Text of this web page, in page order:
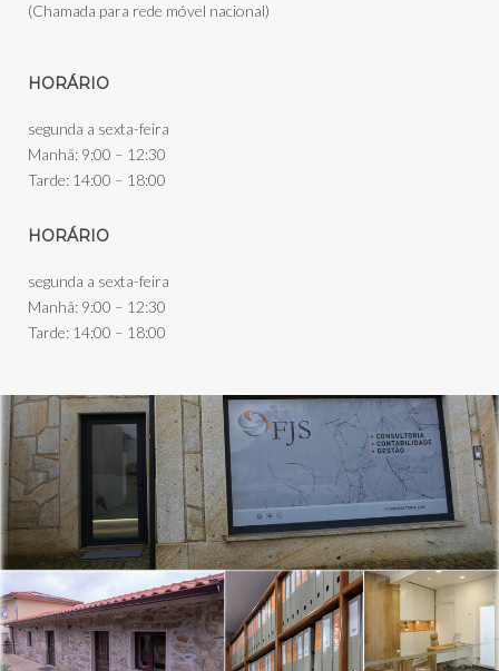
(Chamada para rede móvel nacional)
HORÁRIO
segunda a sexta-feira
Manhã: 9:00 – 12:30
Tarde: 14:00 – 18:00
HORÁRIO
segunda a sexta-feira
Manhã: 9:00 – 12:30
Tarde: 14:00 – 18:00